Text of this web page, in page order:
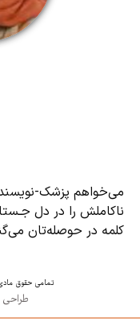
می‌خواهم پزشک‌-
ناکاملش را در دل
کلمه در حوصله‌‌تان
تمامی حقوق